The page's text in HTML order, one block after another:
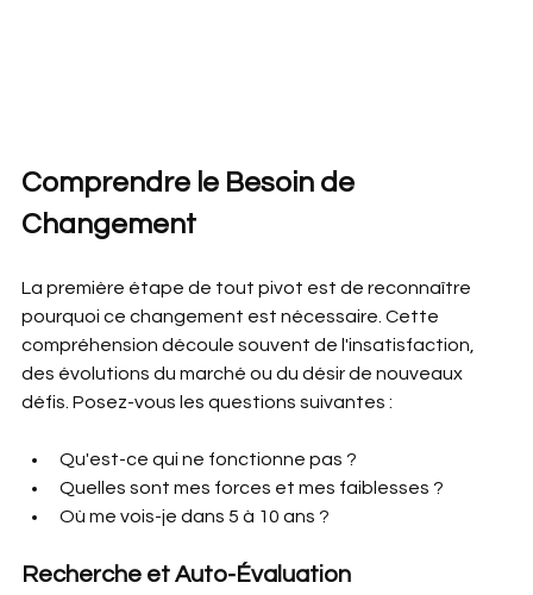
Comprendre le Besoin de
Changement
La première étape de tout pivot est de reconnaître
pourquoi ce changement est nécessaire. Cette
compréhension découle souvent de l'insatisfaction,
des évolutions du marché ou du désir de nouveaux
défis. Posez-vous les questions suivantes :
Qu'est-ce qui ne fonctionne pas ?
Quelles sont mes forces et mes faiblesses ?
Où me vois-je dans 5 à 10 ans ?
Recherche et Auto-Évaluation